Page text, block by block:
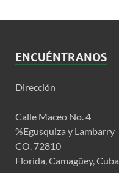
ENCUÉNTRANOS
Dirección
Calle Maceo No. 4
%Egusquiza y Lambarry
CO. 72810
Florida, Camagüey, Cuba